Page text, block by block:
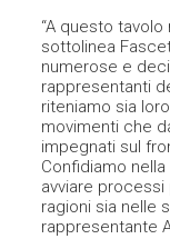
“A questo
sottolinea
numerose e
rappresentanti
riteniamo sia
movimenti che
impegnati sul
Confidiamo
avviare processi
ragioni sia nelle
rappresentante